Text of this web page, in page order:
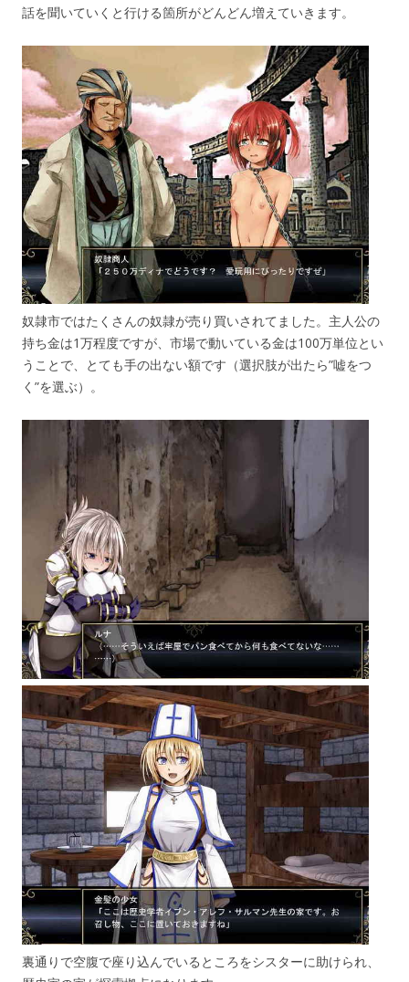
話を聞いていくと行ける箇所がどんどん増えていきます。
奴隷市ではたくさんの奴隷が売り買いされてました。主人公の
持ち金は1万程度ですが、市場で動いている金は100万単位とい
うことで、とても手の出ない額です（選択肢が出たら”嘘をつ
く”を選ぶ）。
裏通りで空腹で座り込んでいるところをシスターに助けられ、